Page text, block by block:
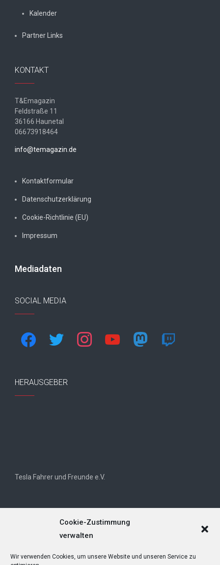
Cookie-Zustimmung
verwalten
Wir verwenden Cookies, um unsere Website und unseren Service zu
Kalender
Partner Links
KONTAKT
T&Emagazin
Feldstraße 11
36166 Haunetal
06673918464
info@temagazin.de
Kontaktformular
Datenschutzerklärung
Cookie-Richtlinie (EU)
Impressum
Mediadaten
SOCIAL MEDIA
facebook twitter instagram youtube mastodon twitch
HERAUSGEBER
Tesla Fahrer und Freunde e.V.
Tesla Owners Club Helvetia (TOCH)